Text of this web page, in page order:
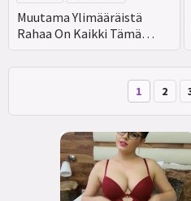
Muutama Ylimääräistä
Rahaa On Kaikki Tämä
Kaveri Tarvitsee Selvittää,
Että Hän Tykkää Olla
Homo Enemmän Kuin Olla
SUIHINOTTO
PERSE
1 2